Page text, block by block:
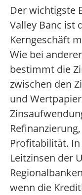
Der wichtigste
Valley Banc ist
Kerngeschäft
Wie bei
bestimmt die
zwischen den
und
Profitabilität.
Leitzinsen der
wenn die